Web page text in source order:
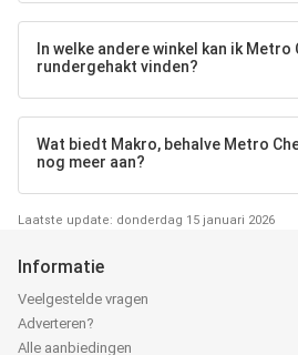
In welke andere winkel kan ik Metro
rundergehakt vinden?
Wat biedt Makro, behalve Metro
nog meer aan?
Laatste update: donderdag 15 januari 2026
Informatie
Veelgestelde vragen
Adverteren?
Alle aanbiedingen